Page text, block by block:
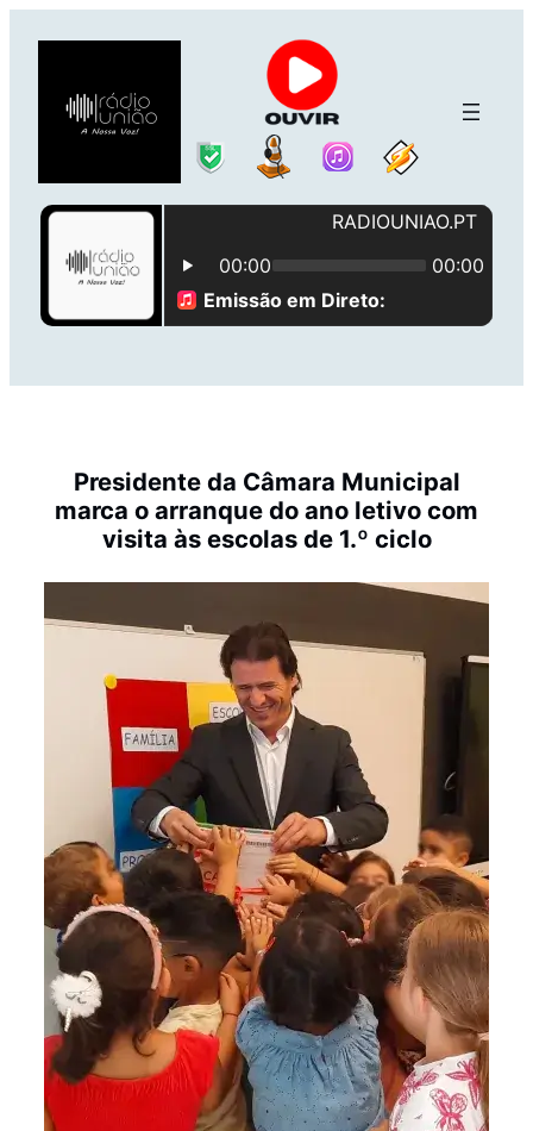
para
conteúdo
Presidente da Câmara Municipal
marca o arranque do ano letivo com
visita às escolas de 1.º ciclo